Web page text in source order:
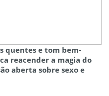
quentes e tom bem-
reacender a magia do
aberta sobre sexo e